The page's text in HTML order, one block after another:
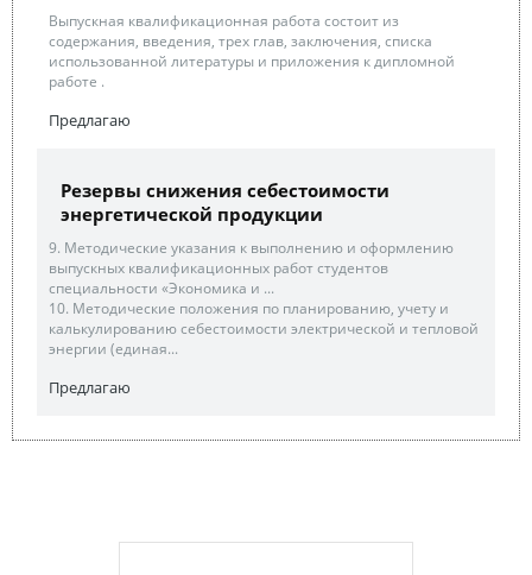
Выпускная квалификационная работа состоит из
содержания, введения, трех глав, заключения, списка
использованной литературы и приложения к дипломной
работе .
Предлагаю
Резервы снижения себестоимости
энергетической продукции
9. Методические указания к выполнению и оформлению
выпускных квалификационных работ студентов
специальности «Экономика и ...
10. Методические положения по планированию, учету и
калькулированию себестоимости электрической и тепловой
энергии (единая...
Предлагаю